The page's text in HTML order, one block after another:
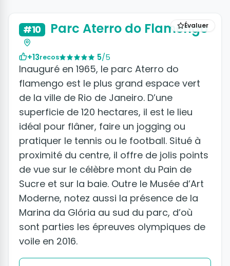
Évaluer
#10 Parc Aterro do Flamengo
+13recos 5/5
Inauguré en 1965, le parc Aterro do
flamengo est le plus grand espace vert
de la ville de Rio de Janeiro. D’une
superficie de 120 hectares, il est le lieu
idéal pour flâner, faire un jogging ou
pratiquer le tennis ou le football. Situé à
proximité du centre, il offre de jolis points
de vue sur le célèbre mont du Pain de
Sucre et sur la baie. Outre le Musée d’Art
Moderne, notez aussi la présence de la
Marina da Glória au sud du parc, d’où
sont parties les épreuves olympiques de
voile en 2016.